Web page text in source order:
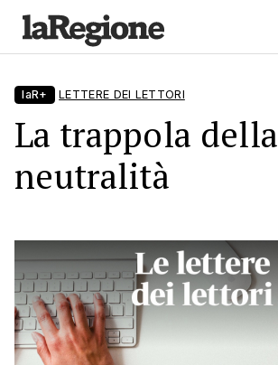
laR+ LETTERE DEI LETTORI
La trappola della
neutralità